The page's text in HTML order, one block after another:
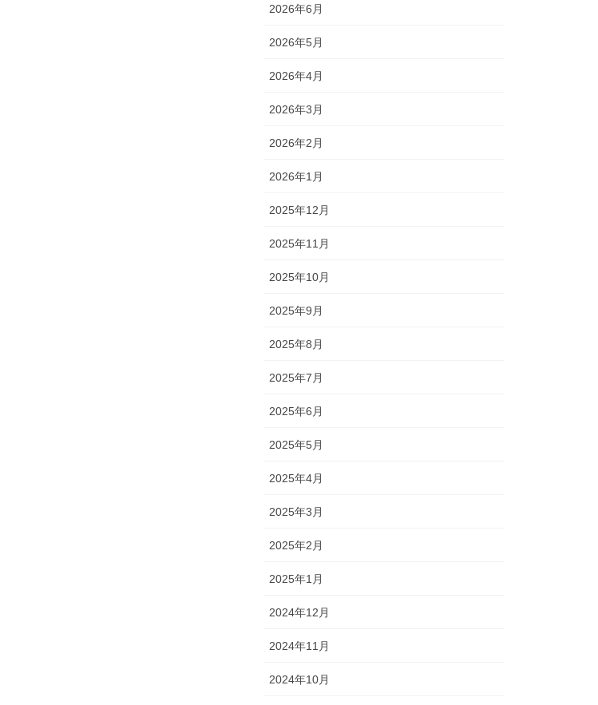
2026年6月
2026年5月
2026年4月
2026年3月
2026年2月
2026年1月
2025年12月
2025年11月
2025年10月
2025年9月
2025年8月
2025年7月
2025年6月
2025年5月
2025年4月
2025年3月
2025年2月
2025年1月
2024年12月
2024年11月
2024年10月